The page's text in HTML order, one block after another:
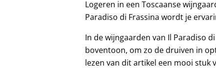
Logeren in een Toscaanse
Paradiso di Frassina wordt je
In de wijngaarden van Il Paradiso
boventoon, om zo de druiven in
lezen van dit artikel een mooi stuk